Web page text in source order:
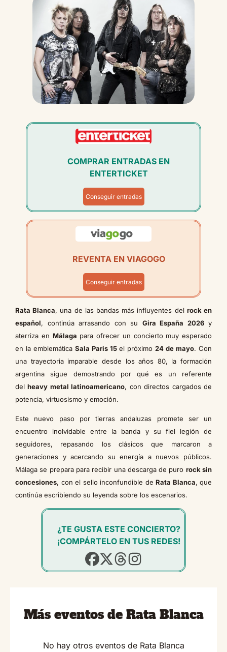
COMPRAR ENTRADAS EN
ENTERTICKET
Conseguir entradas
REVENTA EN VIAGOGO
Conseguir entradas
Rata Blanca, una de las bandas más influyentes del rock en
español, continúa arrasando con su Gira España 2026y
aterriza en Málaga para ofrecer un concierto muy esperado
en la emblemática Sala Paris 15el próximo24 de mayo. Con
una trayectoria imparable desde los años 80, la formación
argentina sigue demostrando por qué es un referente
delheavy metal latinoamericano, con directos cargados de
potencia, virtuosismo y emoción.
Este nuevo paso por tierras andaluzas promete ser un
encuentro inolvidable entre la banda y su fiel legión de
seguidores, repasando los clásicos que marcaron a
generaciones y acercando su energía a nuevos públicos.
Málaga se prepara para recibir una descarga de puro rock sin
concesiones, con el sello inconfundible de Rata Blanca, que
continúa escribiendo su leyenda sobre los escenarios.
¿TE GUSTA ESTE CONCIERTO?
¡COMPÁRTELO EN TUS REDES!
Más eventos de Rata Blanca
No hay otros eventos de Rata Blanca